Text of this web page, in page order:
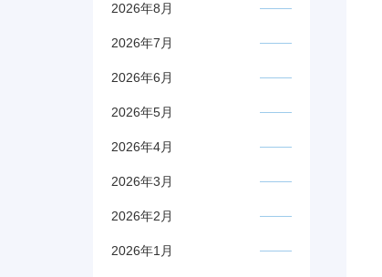
2026年8月
2026年7月
2026年6月
2026年5月
2026年4月
2026年3月
2026年2月
2026年1月